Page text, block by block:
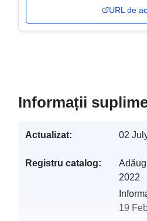
URL de
Informații
Actualizat: 02
Registru catalog:
2022
19